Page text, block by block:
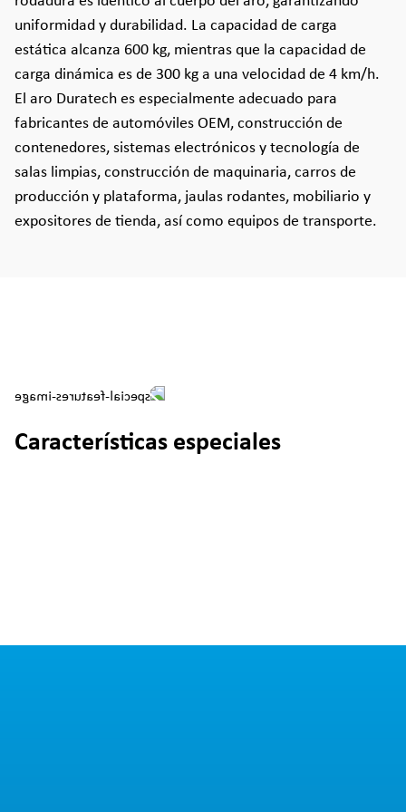
uniformidad y durabilidad. La capacidad de carga
estática alcanza 600 kg, mientras que la capacidad de
carga dinámica es de 300 kg a una velocidad de 4 km/h.
El aro Duratech es especialmente adecuado para
fabricantes de automóviles OEM, construcción de
contenedores, sistemas electrónicos y tecnología de
salas limpias, construcción de maquinaria, carros de
producción y plataforma, jaulas rodantes, mobiliario y
expositores de tienda, así como equipos de transporte.
Características especiales